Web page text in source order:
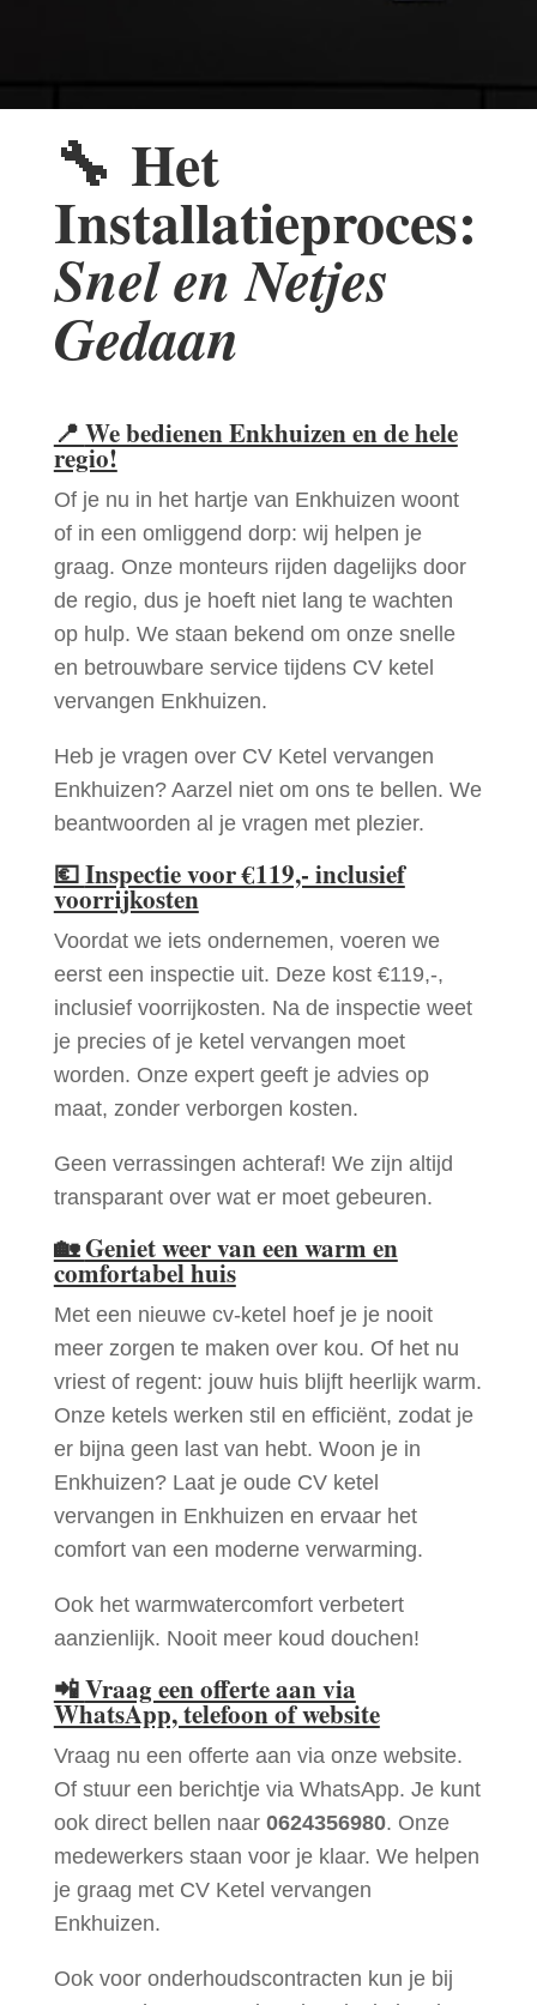
🔧 Het
Installatieproces:
Snel en Netjes
Gedaan
📍 We bedienen Enkhuizen en de hele
regio!
Of je nu in het hartje van Enkhuizen woont
of in een omliggend dorp: wij helpen je
graag. Onze monteurs rijden dagelijks door
de regio, dus je hoeft niet lang te wachten
op hulp. We staan bekend om onze snelle
en betrouwbare service tijdens CV ketel
vervangen Enkhuizen.
Heb je vragen over CV Ketel vervangen
Enkhuizen? Aarzel niet om ons te bellen. We
beantwoorden al je vragen met plezier.
💶Inspectie voor €119,- inclusief
voorrijkosten
Voordat we iets ondernemen, voeren we
eerst een inspectie uit. Deze kost €119,-,
inclusief voorrijkosten. Na de inspectie weet
je precies of je ketel vervangen moet
worden. Onze expert geeft je advies op
maat, zonder verborgen kosten.
Geen verrassingen achteraf! We zijn altijd
transparant over wat er moet gebeuren.
🏡Geniet weer van een warm en
comfortabel huis
Met een nieuwe cv-ketel hoef je je nooit
meer zorgen te maken over kou. Of het nu
vriest of regent: jouw huis blijft heerlijk warm.
Onze ketels werken stil en efficiënt, zodat je
er bijna geen last van hebt. Woon je in
Enkhuizen? Laat je oude CV ketel
vervangen in Enkhuizen en ervaar het
comfort van een moderne verwarming.
Ook het warmwatercomfort verbetert
aanzienlijk. Nooit meer koud douchen!
📲Vraag een offerte aan via
WhatsApp, telefoon of website
Vraag nu een offerte aan via onze website.
Of stuur een berichtje via WhatsApp. Je kunt
ook direct bellen naar 0624356980. Onze
medewerkers staan voor je klaar. We helpen
je graag met CV Ketel vervangen
Enkhuizen.
Ook voor onderhoudscontracten kun je bij